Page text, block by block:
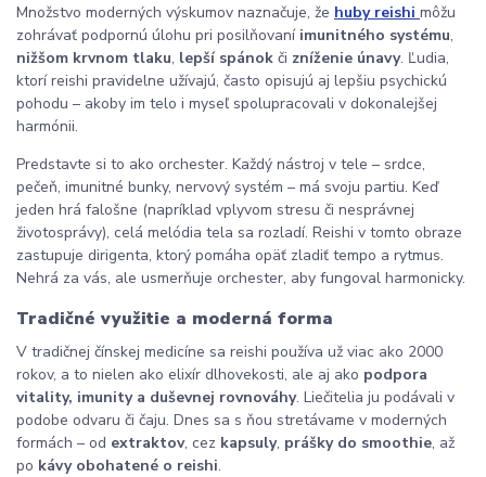
Množstvo moderných výskumov naznačuje, že huby reishi môžu
zohrávať podpornú úlohu pri posilňovaní imunitného systému,
nižšom krvnom tlaku, lepší spánok či zníženie únavy. Ľudia,
ktorí reishi pravidelne užívajú, často opisujú aj lepšiu psychickú
pohodu – akoby im telo i myseľ spolupracovali v dokonalejšej
harmónii.
Predstavte si to ako orchester. Každý nástroj v tele – srdce,
pečeň, imunitné bunky, nervový systém – má svoju partiu. Keď
jeden hrá falošne (napríklad vplyvom stresu či nesprávnej
životosprávy), celá melódia tela sa rozladí. Reishi v tomto obraze
zastupuje dirigenta, ktorý pomáha opäť zladiť tempo a rytmus.
Nehrá za vás, ale usmerňuje orchester, aby fungoval harmonicky.
Tradičné využitie a moderná forma
V tradičnej čínskej medicíne sa reishi používa už viac ako 2000
rokov, a to nielen ako elixír dlhovekosti, ale aj ako podpora
vitality, imunity a duševnej rovnováhy. Liečitelia ju podávali v
podobe odvaru či čaju. Dnes sa s ňou stretávame v moderných
formách – od extraktov, cez kapsuly, prášky do smoothie, až
po kávy obohatené o reishi.